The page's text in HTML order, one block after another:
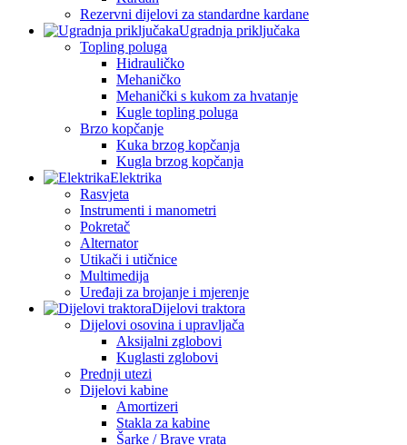
Rezervni dijelovi za standardne kardane
Ugradnja priključaka
Topling poluga
Hidrauličko
Mehaničko
Mehanički s kukom za hvatanje
Kugle topling poluga
Brzo kopčanje
Kuka brzog kopčanja
Kugla brzog kopčanja
Elektrika
Rasvjeta
Instrumenti i manometri
Pokretač
Alternator
Utikači i utičnice
Multimedija
Uređaji za brojanje i mjerenje
Dijelovi traktora
Dijelovi osovina i upravljača
Aksijalni zglobovi
Kuglasti zglobovi
Prednji utezi
Dijelovi kabine
Amortizeri
Stakla za kabine
Šarke / Brave vrata